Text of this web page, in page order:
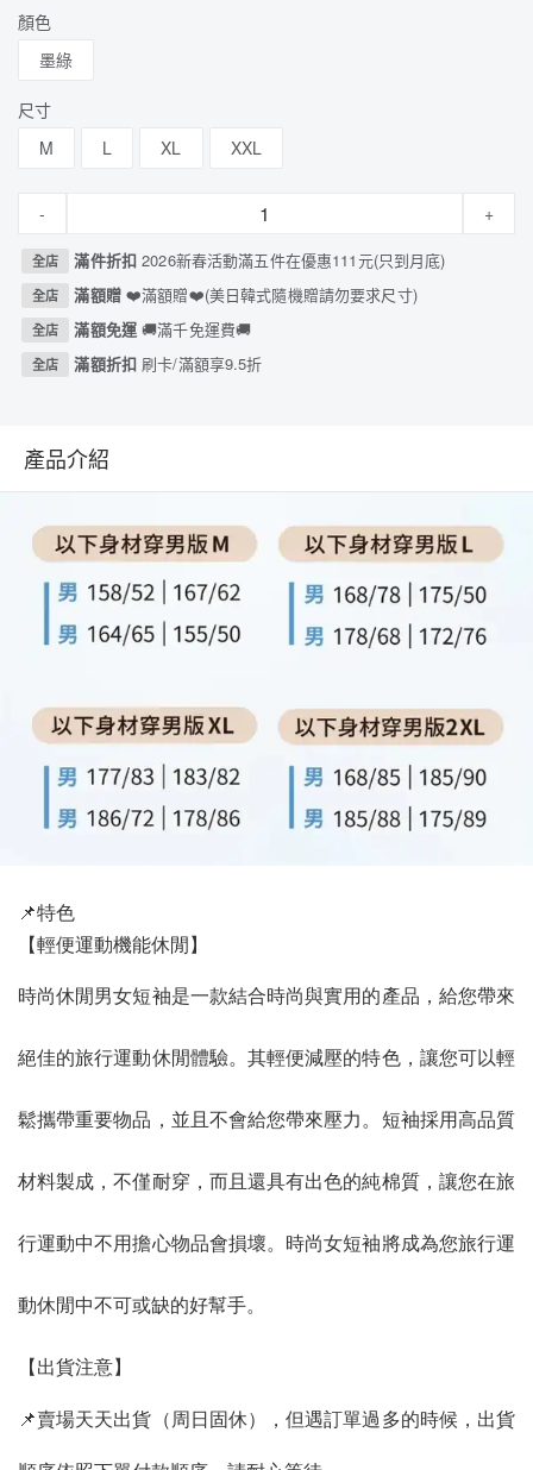
顏色
墨綠
尺寸
M
L XL XXL
- +
全店 滿件折扣2026新春活動滿五件在優惠111元(只到月底)
全店 滿額贈 ❤️滿額贈❤️(美日韓式隨機贈請勿要求尺寸)
全店 滿額免運🚚滿千免運費🚚
全店 滿額折扣 刷卡/滿額享9.5折
產品介紹
📌特色
【輕便運動機能休閒】
時尚休閒男女短袖是一款結合時尚與實用的產品，給您帶來
絕佳的旅行運動休閒體驗。其輕便減壓的特色，讓您可以輕
鬆攜帶重要物品，並且不會給您帶來壓力。短袖採用高品質
材料製成，不僅耐穿，而且還具有出色的純棉質，讓您在旅
行運動中不用擔心物品會損壞。時尚女短袖將成為您旅行運
動休閒中不可或缺的好幫手。
【出貨注意】
📌賣場天天出貨（周日固休），但遇訂單過多的時候，出貨